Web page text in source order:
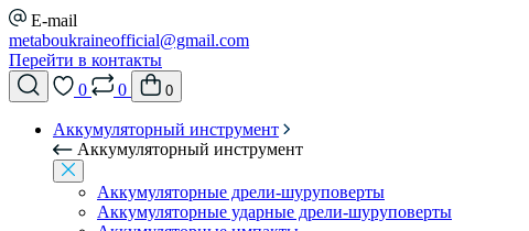
E-mail
metaboukraineofficial@gmail.com
Перейти в контакты
0
0 0
Аккумуляторный инструмент
Аккумуляторный инструмент
Аккумуляторные дрели-шуруповерты
Аккумуляторные ударные дрели-шуруповерты